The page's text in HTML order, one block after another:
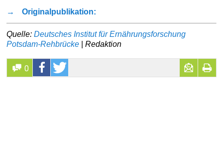
→ Originalpublikation:
Quelle:Deutsches Institut für Ernährungsforschung
Potsdam-Rehbrücke |Redaktion
0